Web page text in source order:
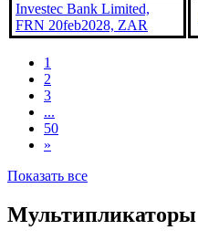
Investec Bank Limited,
FRN 20feb2028, ZAR
1
2
3
...
50
»
Показать все
Мультипликаторы